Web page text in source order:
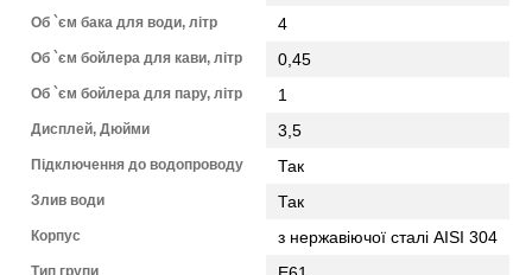
Об `єм бака для води, літр 4
Об `єм бойлера для кави, літр 0,45
Об `єм бойлера для пару, літр 1
Дисплей, Дюйми 3,5
Підключення до водопроводу Так
Злив води Так
Корпус з нержавіючої сталі AISI 304